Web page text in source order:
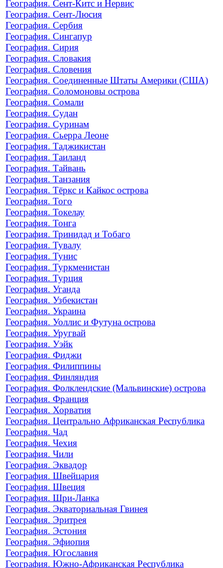
География. Сент-Китс и Нервис
География. Сент-Люсия
География. Сербия
География. Сингапур
География. Сирия
География. Словакия
География. Словения
География. Соединенные Штаты Америки (США)
География. Соломоновы острова
География. Сомали
География. Судан
География. Суринам
География. Сьерра Леоне
География. Таджикистан
География. Таиланд
География. Тайвань
География. Танзания
География. Тёркс и Кайкос острова
География. Того
География. Токелау
География. Тонга
География. Тринидад и Тобаго
География. Тувалу
География. Тунис
География. Туркменистан
География. Турция
География. Уганда
География. Узбекистан
География. Украина
География. Уоллис и Футуна острова
География. Уругвай
География. Уэйк
География. Фиджи
География. Филиппины
География. Финляндия
География. Фолклендские (Мальвинские) острова
География. Франция
География. Хорватия
География. Центрально Африканская Республика
География. Чад
География. Чехия
География. Чили
География. Эквадор
География. Швейцария
География. Швеция
География. Шри-Ланка
География. Экваториальная Гвинея
География. Эритрея
География. Эстония
География. Эфиопия
География. Югославия
География. Южно-Африканская Республика